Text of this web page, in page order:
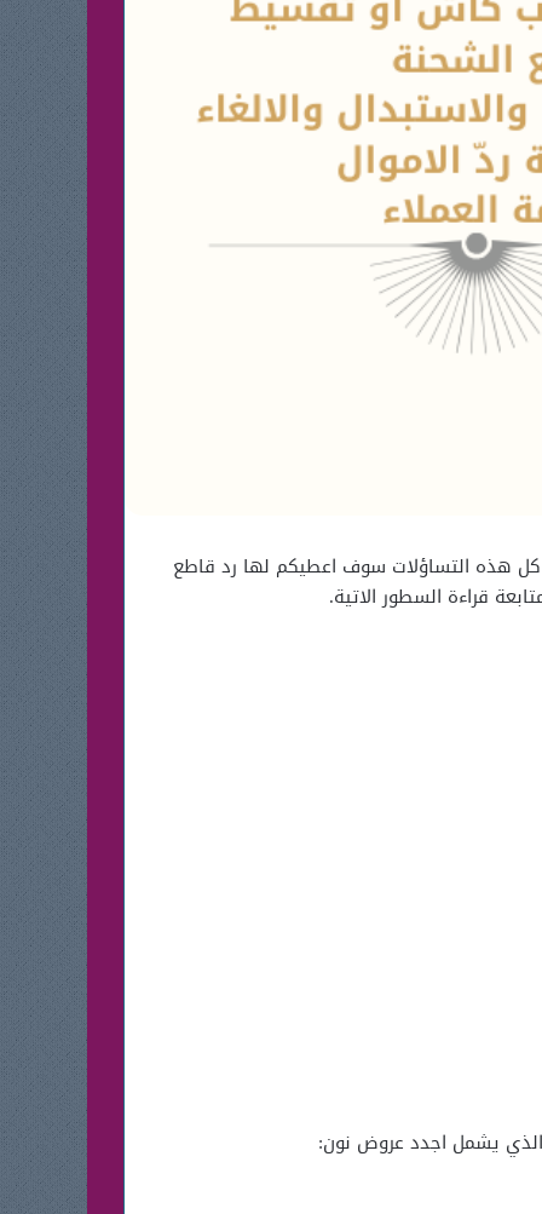
كل هذه التساؤلات سوف اعطيكم لها رد قاطع
قراءة السطور الاتية.
يشمل اجدد عروض نون: